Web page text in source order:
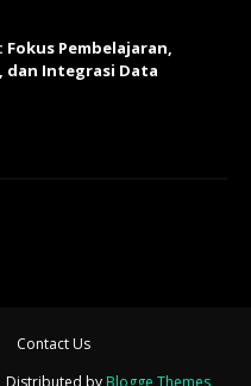
Fokus Pembelajaran,
dan Integrasi Data
Contact Us
Distributed by Blogge Themes